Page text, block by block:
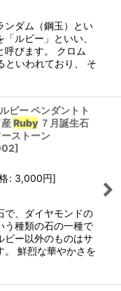
ンダム（鋼玉）とい
ルビー」といい、
呼びます。 クロム
といわれており、 そ
ビー ペンダントト
Ruby７月誕生石
ストーン
]
: 3,000円]
で、ダイヤモンドの
う種類の石の一種で
ビー以外のものはサ
。 鮮烈な華やかさを